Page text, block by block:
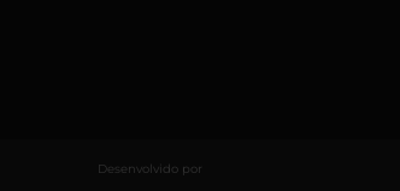
Desenvolvido por